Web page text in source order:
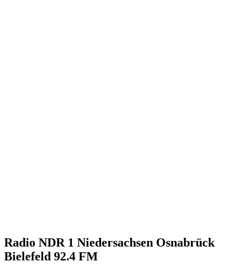
Radio NDR 1 Niedersachsen Osnabrück
Bielefeld 92.4 FM